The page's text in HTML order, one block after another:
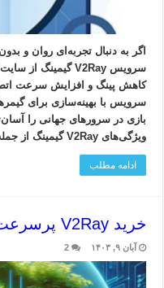
اگر به دنبال تجربه‌ای روان و
سرویس با بهینه‌سازی برای
ویژگی‌های V2Ray گیمینگ از جمله اتصال …
ادامه مطلب
خرید V2Ray پرسرعت و ارزان: راهنمای جامع
آبان ۹, ۱۴۰۳ 2